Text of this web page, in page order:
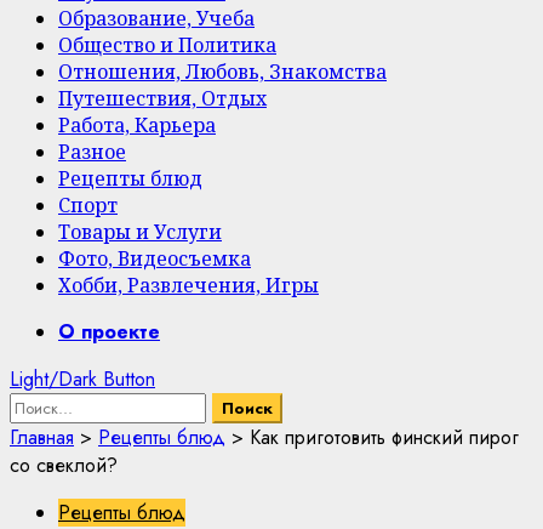
Образование, Учеба
Общество и Политика
Отношения, Любовь, Знакомства
Путешествия, Отдых
Работа, Карьера
Разное
Рецепты блюд
Спорт
Товары и Услуги
Фото, Видеосъемка
Хобби, Развлечения, Игры
PrimaryО проекте
Light/Dark Button
Найти:
Главная > Рецепты блюд > Как приготовить финский пирог
со свеклой?
Рецепты блюд